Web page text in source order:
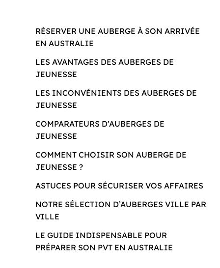
RÉSERVER UNE AUBERGE À SON ARRIVÉE
EN AUSTRALIE
LES AVANTAGES DES AUBERGES DE
JEUNESSE
LES INCONVÉNIENTS DES AUBERGES DE
JEUNESSE
COMPARATEURS D’AUBERGES DE
JEUNESSE
COMMENT CHOISIR SON AUBERGE DE
JEUNESSE ?
ASTUCES POUR SÉCURISER VOS AFFAIRES
NOTRE SÉLECTION D’AUBERGES VILLE PAR
VILLE
LE GUIDE INDISPENSABLE POUR
PRÉPARER SON PVT EN AUSTRALIE